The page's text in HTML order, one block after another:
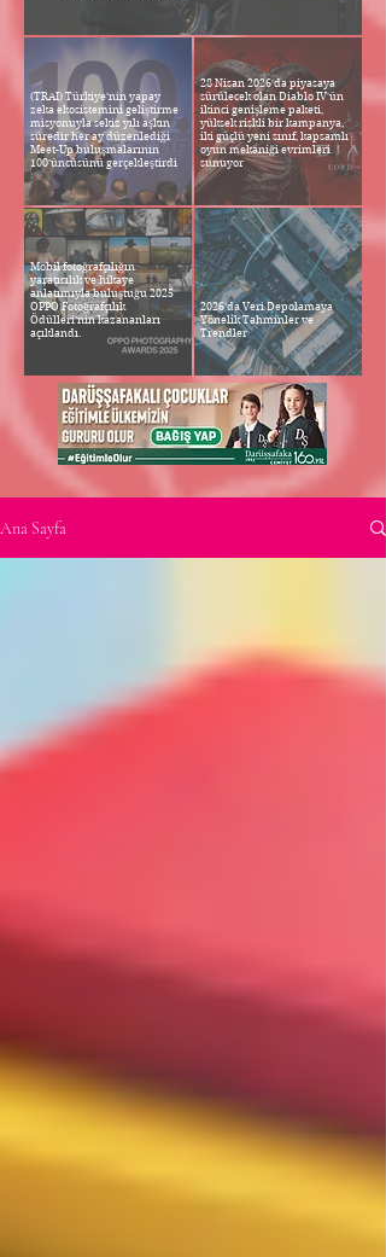
(TRAI) Türkiye’nin yapay
zeka ekosistemini geliştirme
misyonuyla sekiz yılı aşkın
süredir her ay düzenlediği
Meet-Up buluşmalarının
100’üncüsünü gerçekleştirdi
28 Nisan 2026'da piyasaya
sürülecek olan Diablo IV'ün
ikinci genişleme paketi,
yüksek riskli bir kampanya,
iki güçlü yeni sınıf, kapsamlı
oyun mekaniği evrimleri
sunuyor
Mobil fotoğrafçılığın
yaratıcılık ve hikaye
anlatımıyla buluştuğu 2025
OPPO Fotoğrafçılık
Ödülleri’nin kazananları
açıklandı.
2026’da Veri Depolamaya
Yönelik Tahminler ve
Trendler
Ana Sayfa